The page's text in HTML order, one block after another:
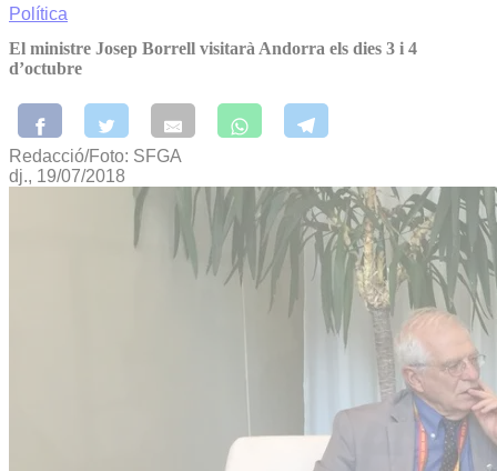
Política
El ministre Josep Borrell visitarà Andorra els dies 3 i 4
d’octubre
Redacció/Foto: SFGA
dj., 19/07/2018